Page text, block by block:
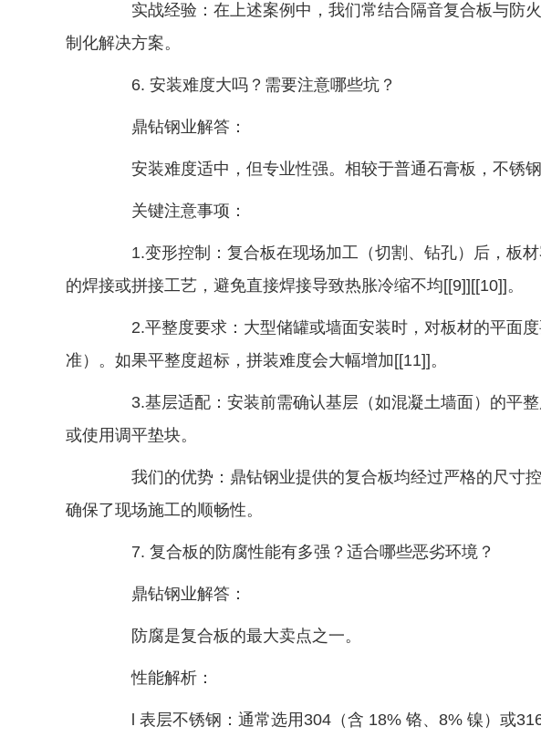
实战经验：在上述案例中，我们常结合隔音复合板与防
制化解决方案。
6. 安装难度大吗？需要注意哪些坑？
鼎钻钢业解答：
安装难度适中，但专业性强。相较于普通石膏板，不锈钢
关键注意事项：
1.变形控制：复合板在现场加工（切割、钻孔）后，板材
的焊接或拼接工艺，避免直接焊接导致热胀冷缩不均[[9]][[10]]。
2.平整度要求：大型储罐或墙面安装时，对板材的平面度
准）。如果平整度超标，拼装难度会大幅增加[[11]]。
3.基层适配：安装前需确认基层（如混凝土墙面）的平整
或使用调平垫块。
我们的优势：鼎钻钢业提供的复合板均经过严格的尺寸控
确保了现场施工的顺畅性。
7. 复合板的防腐性能有多强？适合哪些恶劣环境？
鼎钻钢业解答：
防腐是复合板的最大卖点之一。
性能解析：
l 表层不锈钢：通常选用304（含 18% 铬、8% 镍）或